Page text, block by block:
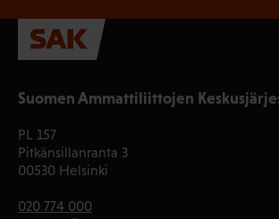
Suomen Ammattiliittojen
PL 157
Pitkänsillanranta 3
00530 Helsinki
020 774 000